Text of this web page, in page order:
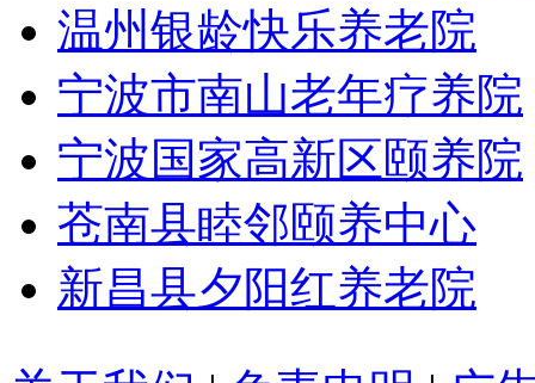
温州银龄快乐养老院
宁波市南山老年疗养院
宁波国家高新区颐养院
苍南县睦邻颐养中心
新昌县夕阳红养老院